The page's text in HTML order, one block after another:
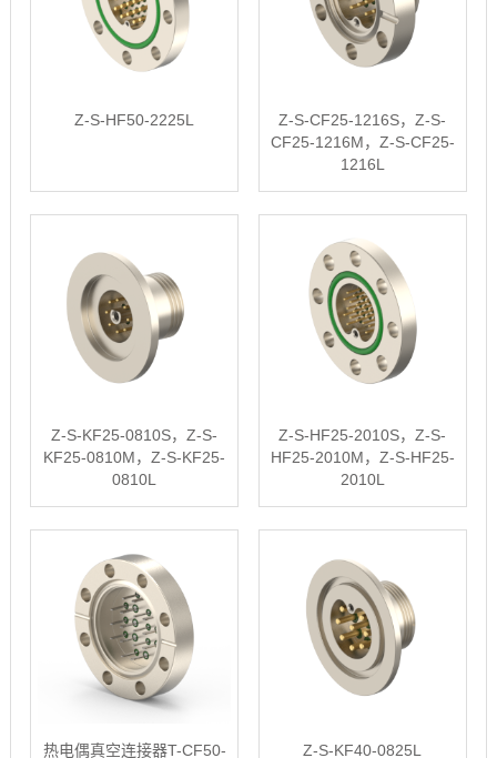
Z-S-HF50-2225L
Z-S-CF25-1216S，Z-S-
CF25-1216M，Z-S-CF25-
1216L
Z-S-KF25-0810S，Z-S-
KF25-0810M，Z-S-KF25-
0810L
Z-S-HF25-2010S，Z-S-
HF25-2010M，Z-S-HF25-
2010L
热电偶真空连接器T-CF50- Z-S-KF40-0825L